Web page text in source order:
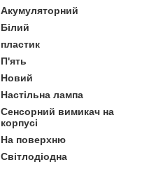
Акумуляторний
Білий
пластик
П'ять
Новий
Настільна лампа
Сенсорний вимикач на
корпусі
На поверхню
Світлодіодна